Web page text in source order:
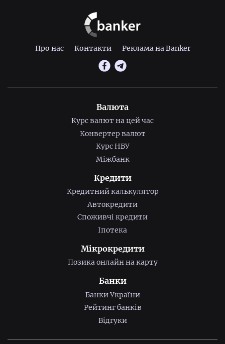
Про нас Контакти Реклама на Banker
Валюта
Курс валют на цей час
Конвертер валют
Курс НБУ
Міжбанк
Кредити
Кредитний калькулятор
Автокредити
Споживчі кредити
Іпотека
Мікрокредити
Позика онлайн на карту
Банки
Банки України
Рейтинг банків
Відгуки